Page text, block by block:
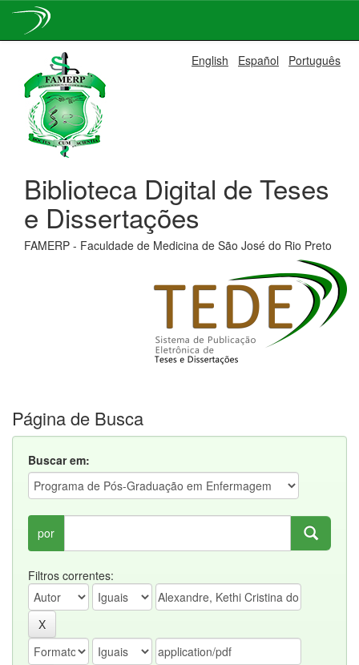
navigation
English Español Português
Biblioteca Digital de Teses
e Dissertações
FAMERP - Faculdade de Medicina de São José do Rio Preto
Página de Busca
Buscar em:
por
Filtros correntes: